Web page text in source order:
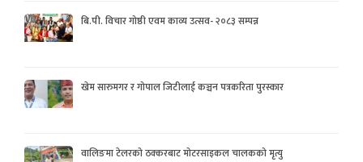
बि.पी. विचार गोष्ठी एवम काव्य उत्सव- २०८३ सम्पन्न
खेम सारुमगर र गोपाल जिटीलाई कञ्चन पत्रकरिता पुरस्कार
वालिङमा टेलरको ठक्करबाट मोटरसाइकल चालकको मृत्यु